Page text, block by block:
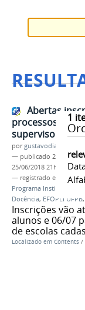
1
Abertas
processos
supervisores
porgustavodias
— publicado 25/06/
25/06/2018 21h57
— registrado em:
Programa Institucional
Docência, EFOPLI UFPB,
Inscrições vão
alunos e 06/07
de escolas
Localizado em Contents /